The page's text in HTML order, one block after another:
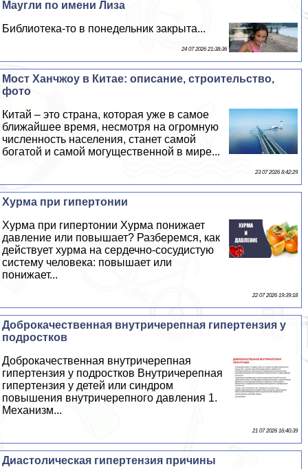
Маугли по имени Лиза
Библиотека-то в понедельник закрыта...
24 07 2026 21:38:36
Мост Ханчжоу в Китае: описание, строительство,
фото
Китай – это страна, которая уже в самое
ближайшее время, несмотря на огромную
численность населения, станет самой
богатой и самой могущественной в мире...
23 07 2026 8:42:29
Хурма при гипертонии
Хурма при гипертонии Хурма понижает
давление или повышает? Разберемся, как
действует хурма на сердечно-сосудистую
систему человека: повышает или
понижает...
22 07 2026 19:39:18
Доброкачественная внутричерепная гипертензия у
подростков
Доброкачественная внутричерепная
гипертензия у подростков Внутричерепная
гипертензия у детей или синдром
повышения внутричерепного давления 1.
Механизм...
21 07 2026 16:40:39
Диастолическая гипертензия причины